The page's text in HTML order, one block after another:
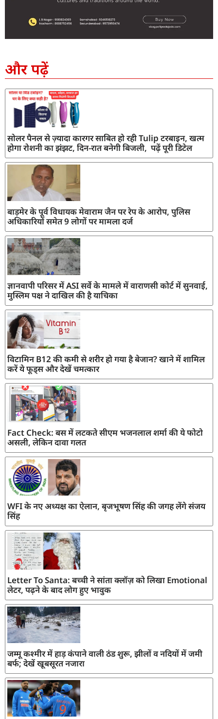
और पढ़ें
सोलर पैनल से ज़्यादा कारगर साबित हो रही Tulip टरबाइन, खत्म
होगा रोशनी का झंझट, दिन-रात बनेगी बिजली, पढ़ें पूरी डिटेल
बाड़मेर के पूर्व विधायक मेवाराम जैन पर रेप के आरोप, पुलिस
अधिकारियों समेत 9 लोगों पर मामला दर्ज
ज्ञानवापी परिसर में ASI सर्वे के मामले में वाराणसी कोर्ट में सुनवाई,
मुस्लिम पक्ष ने दाखिल की है याचिका
विटामिन B12 की कमी से शरीर हो गया है बेजान? खाने में शामिल
करें ये फूड्स और देखें चमत्कार
Fact Check: बस में लटकते सीएम भजनलाल शर्मा की ये फोटो
असली, लेकिन दावा गलत
WFI के नए अध्यक्ष का ऐलान, बृजभूषण सिंह की जगह लेंगे संजय
सिंह
Letter To Santa: बच्ची ने सांता क्लॉज़ को लिखा Emotional
लेटर, पढ़ने के बाद लोग हुए भावुक
जम्मू कश्मीर में हाड़ कंपाने वाली ठंड शुरू, झीलों व नदियों में जमी
बर्फ; देखें खूबसूरत नजारा